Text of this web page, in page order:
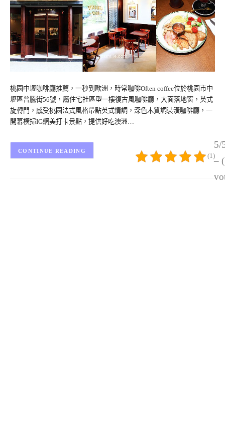
桃園中壢咖啡廳推薦，一秒到歐洲，時常咖啡Often coffee位於桃園市中
壢區普騰街56號，屬住宅社區型一樓復古風咖啡廳，大面落地窗，英式
旋轉門，感受桃園法式風格帶點英式情調，深色木質調裝潢咖啡廳，一
開幕橫掃IG網美打卡景點，提供好吃澳洲…
5/
–
(1)
CONTINUE READING